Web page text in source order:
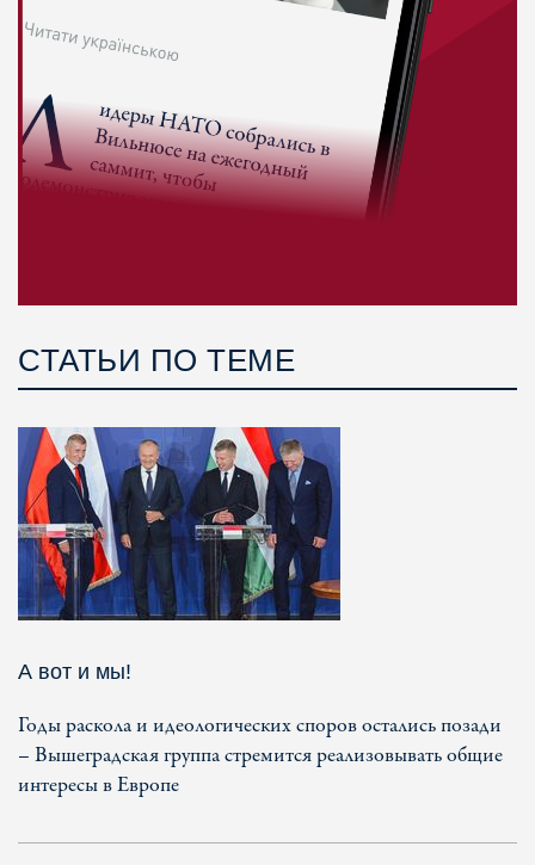
СТАТЬИ ПО ТЕМЕ
А вот и мы!
Годы раскола и идеологических споров остались позади
– Вышеградская группа стремится реализовывать общие
интересы в Европе